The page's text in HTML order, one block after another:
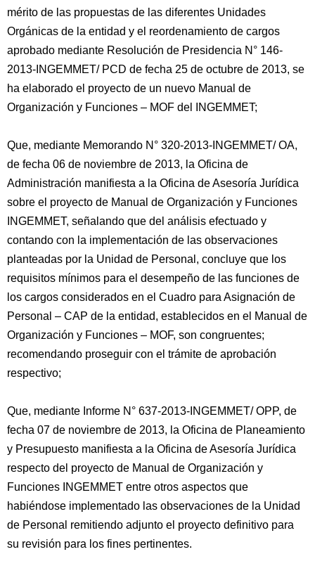
mérito de las propuestas de las diferentes Unidades
Orgánicas de la entidad y el reordenamiento de cargos
aprobado mediante Resolución de Presidencia N° 146-
2013-INGEMMET/ PCD de fecha 25 de octubre de 2013, se
ha elaborado el proyecto de un nuevo Manual de
Organización y Funciones – MOF del INGEMMET;
Que, mediante Memorando N° 320-2013-INGEMMET/ OA,
de fecha 06 de noviembre de 2013, la Oficina de
Administración manifiesta a la Oficina de Asesoría Jurídica
sobre el proyecto de Manual de Organización y Funciones
INGEMMET, señalando que del análisis efectuado y
contando con la implementación de las observaciones
planteadas por la Unidad de Personal, concluye que los
requisitos mínimos para el desempeño de las funciones de
los cargos considerados en el Cuadro para Asignación de
Personal – CAP de la entidad, establecidos en el Manual de
Organización y Funciones – MOF, son congruentes;
recomendando proseguir con el trámite de aprobación
respectivo;
Que, mediante Informe N° 637-2013-INGEMMET/ OPP, de
fecha 07 de noviembre de 2013, la Oficina de Planeamiento
y Presupuesto manifiesta a la Oficina de Asesoría Jurídica
respecto del proyecto de Manual de Organización y
Funciones INGEMMET entre otros aspectos que
habiéndose implementado las observaciones de la Unidad
de Personal remitiendo adjunto el proyecto definitivo para
su revisión para los fines pertinentes.